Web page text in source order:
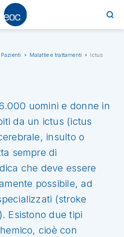
Pazienti Malattie e trattamenti Ictus
uomini e donne in
da un ictus (ictus
insulto o
sempre di
che deve essere
possibile, ad
(stroke
Esistono due tipi
cioè con